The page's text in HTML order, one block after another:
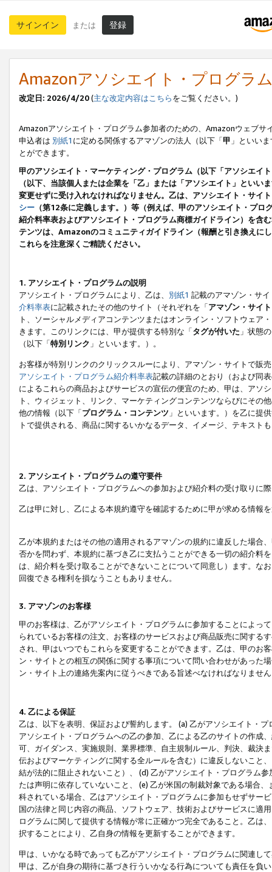
サインイン または 登録
Amazonアソシエイト・プログラ
改定日: 2026/4/20(主な改定内容はこちらをご覧ください。)
Amazonアソシエイト・プログラム参加者のための、Amazonウェブサ
申込者は 別紙1 に定める関係するアマゾンの法人（以下「甲 」といい
とができます。
甲のアソシエイト・マーケティング・プログラム（以下「アソシエイ
（以下、当該個人または企業を「乙」または「アソシエイト」とい
変更せずに受け入れなければなりません。乙は、アソシエイト・サイ
シー （第12条に定義します。）等（例えば、甲のアソシエイト・プ
紹介料率表およびアソシエイト・プログラム商標ガイドライン）を
テンツは、Amazonのコミュニティガイドライン（報酬と引き換えに
これらを注意深くご精読ください。
1. アソシエイト・プログラムの説明
アソシエイト・プログラムにより、乙は、 別紙1 記載のアマゾン・サ
介料率表に記載されたその他のサイト（それぞれを「アマゾン・サイト
ト、ソーシャルメディアコンテンツまたはオンライン・ソフトウェア
きます。このリンクには、甲が提供する特別な「タグが付いた 」状態
（以下「特別リンク 」といいます。）。
お客様が特別リンクのクリックスルーにより、アマゾン・サイトで販
アソシエイト・プログラム紹介料率表記載の詳細のとおり（および同
によるこれらの商品およびサービスの宣伝の便宜のため、甲は、アソ
ト、ウィジェット、リンク、マーケティングコンテンツならびにその
他の情報（以下「プログラム・コンテンツ 」といいます。）を乙に提
トで提供される、商品に関するいかなるデータ、イメージ、テキス
2. アソシエイト・プログラムの遵守要件
乙は、アソシエイト・プログラムへの参加および紹介料の受け取りに
乙は甲に対し、乙による本規約遵守を確認するために甲が求める情報
乙が本規約またはその他の適用されるアマゾンの規約に違反した場合
否かを問わず、本規約に基づき乙に支払うことができる一切の紹介料
は、紹介料を受け取ることができないことについて同意し）ます。な
回復できる権利を損なうこともありません。
3. アマゾンのお客様
甲のお客様は、乙がアソシエイト・プログラムに参加することによっ
られているお客様の注文、お客様のサービスおよび商品販売に関する
され、甲はいつでもこれらを変更することができます。乙は、甲のお
ン・サイトとの相互の関係に関する事項について問い合わせがあった
ン・サイト上の連絡先案内に従うべきである旨述べなければなりませ
4. 乙による保証
乙は、以下を表明、保証および誓約します。 (a) 乙がアソシエイト・
アソシエイト・プログラムへの乙の参加、乙による乙のサイトの作成
可、ガイダンス、実施規則、業界標準、自主規制ルール、判決、裁決
伝およびマーケティングに関する全ルールを含む）に違反しないこと
結が法的に阻止されないこと）、 (d) 乙がアソシエイト・プログラム
たは声明に依存していないこと、 (e) 乙が米国の制裁対象である場合
科されている場合、乙はアソシエイト・プログラムに参加もせずサー
国の法律と同じ内容の商品、ソフトウェア、技術およびサービスに適
ログラムに関して提供する情報が常に正確かつ完全であること。乙は
択することにより、乙自身の情報を更新することができます。
甲は、いかなる時であっても乙がアソシエイト・プログラムに関連し
甲は、乙が自身の期待に基づき行ういかなる行為についても責任を負